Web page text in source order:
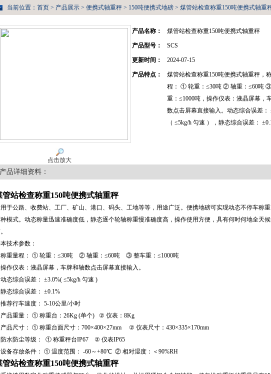
当前位置： 首页 > 产品展示 > 便携式轴重秤 > 150吨便携式地磅 > 煤管站检查称重150吨便携式轴重
点击放大
产品名称： 煤管站检查称重150吨便携式轴重秤
产品型号： SCS
更新时间： 2024-07-15
产品特点：
煤管站检查称重150吨便携式轴重秤，
程： ① 轮重：≤30吨 ② 轴重：≤60吨
重：≤1000吨，操作仪表：液晶屏幕，
数点击屏幕直接输入。动态综合误差：
（ ≤5kg/h 匀速 ），静态综合误差：
产品详细资料：
管站检查称重150吨便携式轴重秤
于公路、收费站、工厂、矿山、港口、码头、工地等等，用途广泛。便携地磅可实现动态不停车称
模式。动态称量迅速准确度低，静态逐个轮轴称重慢准确度高，操作使用方便，具有何时何地全天
技术参数：
重量程： ① 轮重：≤30吨 ② 轴重：≤60吨 ③ 整车重：≤1000吨
作仪表：液晶屏幕，车牌和轴数点击屏幕直接输入。
态综合误差： ±3.0%( ≤5kg/h 匀速 )
态综合误差： ±0.1%
荐行车速度： 5-10公里/小时
品重量： ① 称重台：26Kg (单个) ② 仪表：8Kg
品尺寸： ① 称重台面尺寸：700×400×27mm ② 仪表尺寸：430×335×170mm
水防尘等级： ① 称重秤台IP67 ② 仪表IP65
备存放条件： ① 温度范围： -60～+80℃ ② 相对湿度：＜90%RH
管站检查称重150吨便携式轴重秤